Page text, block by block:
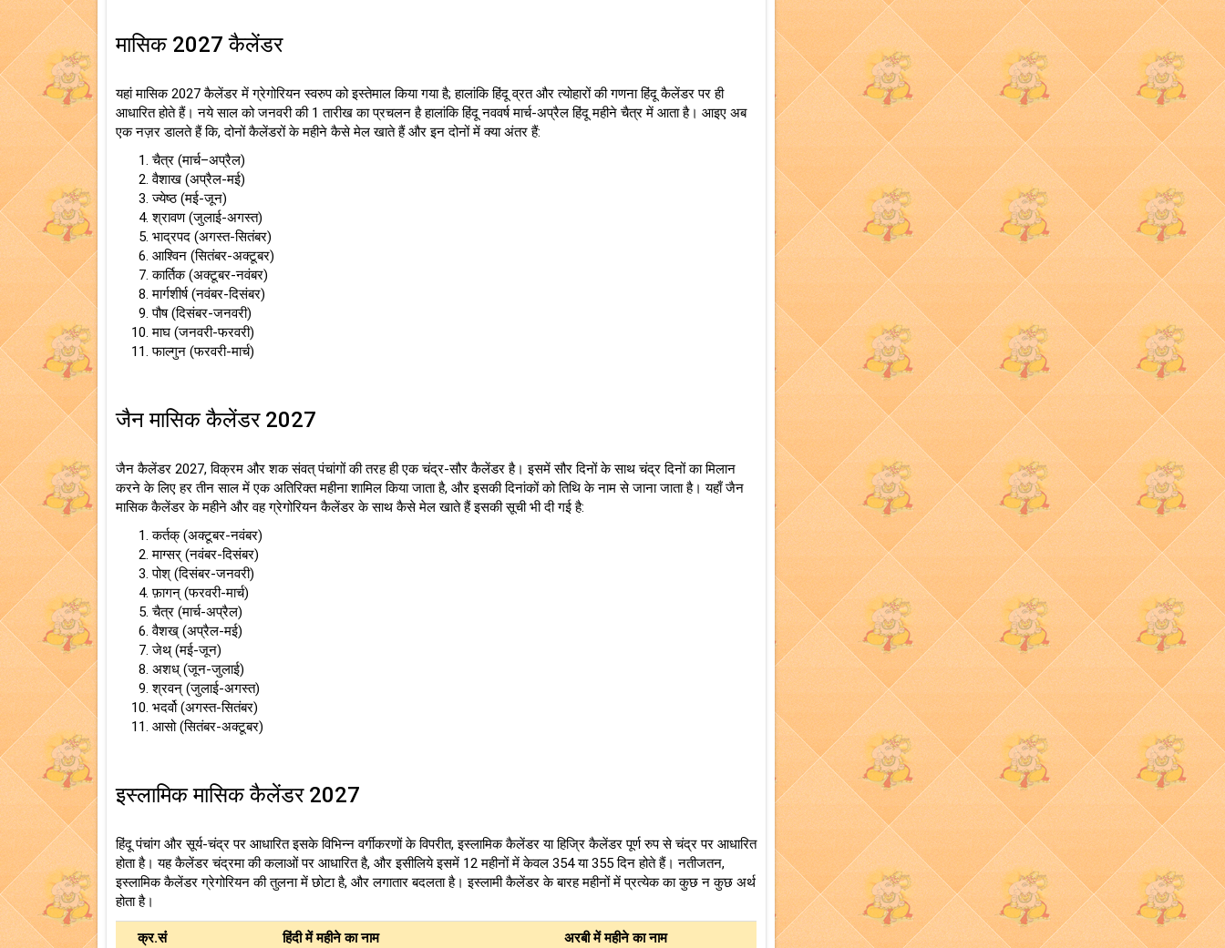
मासिक 2027 कैलेंडर
यहां मासिक 2027 कैलेंडर में ग्रेगोरियन स्वरुप को इस्तेमाल किया गया है; हालांकि हिंदू व्रत और त्योहारों की गणना हिंदू कैलेंडर पर ही
आधारित होते हैं। नये साल को जनवरी की 1 तारीख का प्रचलन है हालांकि हिंदू नववर्ष मार्च-अप्रैल हिंदू महीने चैत्र में आता है। आइए अब
एक नज़र डालते हैं कि, दोनों कैलेंडरों के महीने कैसे मेल खाते हैं और इन दोनों में क्या अंतर हैं:
चैत्र (मार्च–अप्रैल)
वैशाख (अप्रैल-मई)
ज्येष्ठ (मई-जून)
श्रावण (जुलाई-अगस्त)
भाद्रपद (अगस्त-सितंबर)
आश्विन (सितंबर-अक्टूबर)
कार्तिक (अक्टूबर-नवंबर)
मार्गशीर्ष (नवंबर-दिसंबर)
पौष (दिसंबर-जनवरी)
माघ (जनवरी-फरवरी)
फाल्गुन (फरवरी-मार्च)
जैन मासिक कैलेंडर 2027
जैन कैलेंडर 2027, विक्रम और शक संवत् पंचांगों की तरह ही एक चंद्र-सौर कैलेंडर है। इसमें सौर दिनों के साथ चंद्र दिनों का मिलान
करने के लिए हर तीन साल में एक अतिरिक्त महीना शामिल किया जाता है, और इसकी दिनांकों को तिथि के नाम से जाना जाता है। यहाँ जैन
मासिक कैलेंडर के महीने और वह ग्रेगोरियन कैलेंडर के साथ कैसे मेल खाते हैं इसकी सूची भी दी गई है:
कर्तक् (अक्टूबर-नवंबर)
माग्सर् (नवंबर-दिसंबर)
पोश् (दिसंबर-जनवरी)
फ़ागन् (फरवरी-मार्च)
चैत्र (मार्च-अप्रैल)
वैशख् (अप्रैल-मई)
जेथ् (मई-जून)
अशध् (जून-जुलाई)
श्रवन् (जुलाई-अगस्त)
भदर्वो (अगस्त-सितंबर)
आसो (सितंबर-अक्टूबर)
इस्लामिक मासिक कैलेंडर 2027
हिंदू पंचांग और सूर्य-चंद्र पर आधारित इसके विभिन्न वर्गीकरणों के विपरीत, इस्लामिक कैलेंडर या हिज्रि कैलेंडर पूर्ण रुप से चंद्र पर आधारित
होता है। यह कैलेंडर चंद्रमा की कलाओं पर आधारित है, और इसीलिये इसमें 12 महीनों में केवल 354 या 355 दिन होते हैं। नतीजतन,
इस्लामिक कैलेंडर ग्रेगोरियन की तुलना में छोटा है, और लगातार बदलता है। इस्लामी कैलेंडर के बारह महीनों में प्रत्येक का कुछ न कुछ अर्थ
होता है।
क्र.संं हिंदी में महीने का नाम अरबी में महीने का नाम